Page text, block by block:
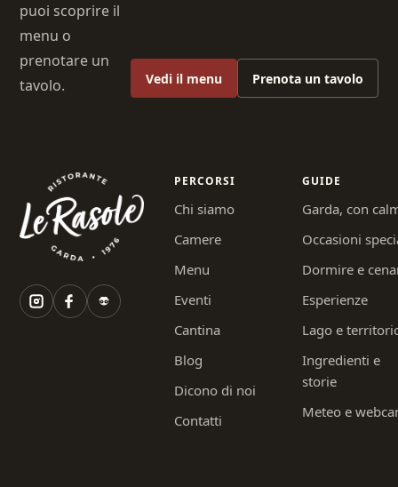
puoi scoprire il
menu o
prenotare un
tavolo.
Vedi il menu Prenota un tavolo
PERCORSI
Chi siamo
Camere
Menu
Eventi
Cantina
Blog
Dicono di noi
Contatti
GUIDE
Garda, con
Occasioni
Dormire e
Esperienze
Lago e
Ingredienti e
storie
Meteo e